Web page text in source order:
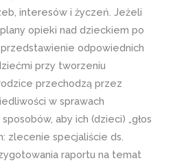
interesów i życzeń. Jeżeli
opieki nad dzieckiem po
odpowiednich
przy tworzeniu
przechodzą przez
w sprawach
aby ich (dzieci) „głos
zlecenie specjaliście ds.
raportu na temat